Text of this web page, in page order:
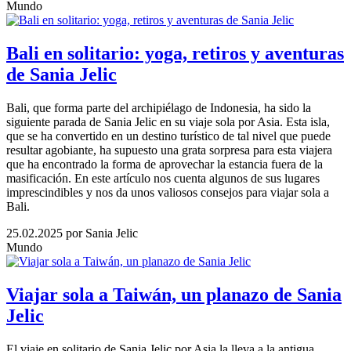
Mundo
Bali en solitario: yoga, retiros y aventuras
de Sania Jelic
Bali, que forma parte del archipiélago de Indonesia, ha sido la
siguiente parada de Sania Jelic en su viaje sola por Asia. Esta isla,
que se ha convertido en un destino turístico de tal nivel que puede
resultar agobiante, ha supuesto una grata sorpresa para esta viajera
que ha encontrado la forma de aprovechar la estancia fuera de la
masificación. En este artículo nos cuenta algunos de sus lugares
imprescindibles y nos da unos valiosos consejos para viajar sola a
Bali.
25.02.2025 por Sania Jelic
Mundo
Viajar sola a Taiwán, un planazo de Sania
Jelic